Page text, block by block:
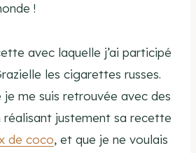
!
avec laquelle j’ai participé
les cigarettes russes.
je me suis retrouvée avec des
réalisant justement sa recette
de coco, et que je ne voulais